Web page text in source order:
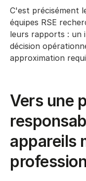
C'est précisément
équipes RSE
leurs rapports : un
décision
approximation
Vers une
appareils